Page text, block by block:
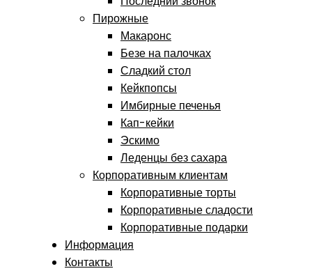
Пирожные
Макаронс
Безе на палочках
Сладкий стол
Кейкпопсы
Имбирные печенья
Кап-кейки
Эскимо
Леденцы без сахара
Корпоративным клиентам
Корпоративные торты
Корпоративные сладости
Корпоративные подарки
Информация
Контакты